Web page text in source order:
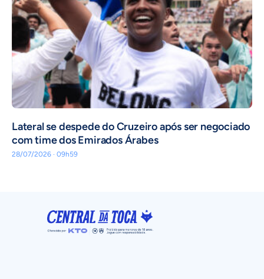
Lateral se despede do Cruzeiro após ser negociado
com time dos Emirados Árabes
28/07/2026 · 09h59